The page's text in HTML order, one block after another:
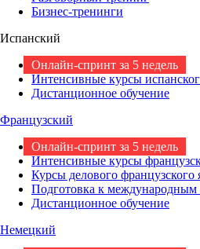
Бизнес-тренинги
Испанский
Онлайн-спринт за 5 недель
Интенсивные курсы
Дистанционное обучение
Французский
Онлайн-спринт за 5 недель
Интенсивные курсы
Курсы делового французского
Подготовка к международным
Дистанционное обучение
Немецкий